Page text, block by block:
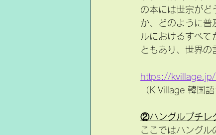
の本には世宗がど
か、どのように普
ルにおけるすべて
ともあり、世界の
https://
（K Village 韓国
②ハングルプチレ
ここではハングル